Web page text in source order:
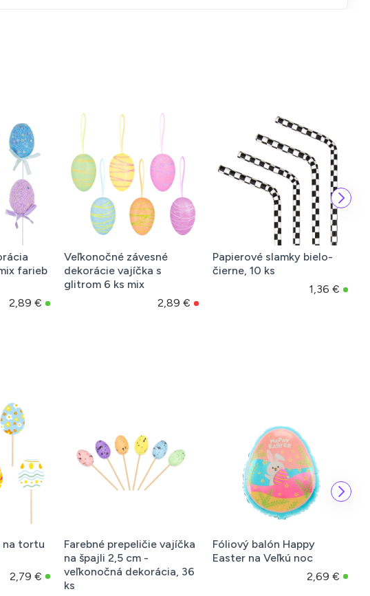
€
Veľkonočné závesné
dekorácie vajíčka s
glitrom 6 ks mix
2,89 €
Papierové slamky bielo-
čierne, 10 ks
1,36 €
na tortu
2,79 €
Farebné prepeličie vajíčka
na špajli 2,5 cm -
veľkonočná dekorácia, 36
ks
Fóliový balón Happy
Easter na Veľkú noc
2,69 €